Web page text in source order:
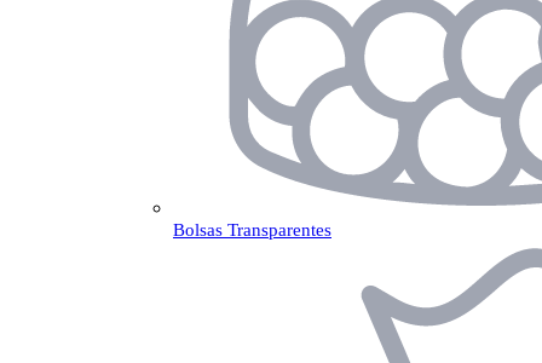
Bolsas Transparentes